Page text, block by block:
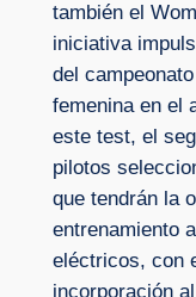
también el
iniciativa
del
femenina en el
este test, el
pilotos
que tendrán la
entrenamiento
eléctricos, con
incorporación